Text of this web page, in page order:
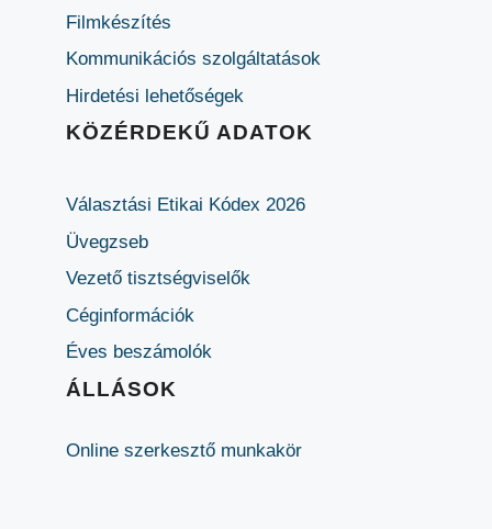
Filmkészítés
Kommunikációs szolgáltatások
Hirdetési lehetőségek
KÖZÉRDEKŰ ADATOK
Választási Etikai Kódex 2026
Üvegzseb
Vezető tisztségviselők
Céginformációk
Éves beszámolók
ÁLLÁSOK
Online szerkesztő munkakör